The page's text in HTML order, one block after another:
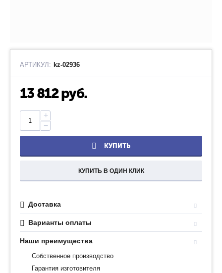
АРТИКУЛ: kz-02936
13 812руб.
+
−
КУПИТЬ
КУПИТЬ В ОДИН КЛИК
Доставка
Варианты оплаты
Наши преимущества
Собственное производство
Гарантия изготовителя